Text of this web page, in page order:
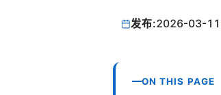
发布:2026-03-11
ON THIS PAGE